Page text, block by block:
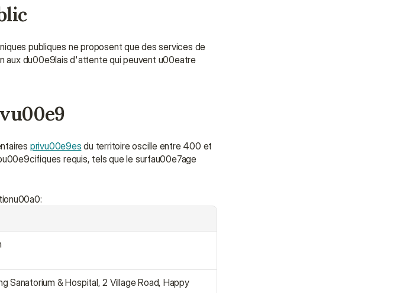
publiques ne proposent que des services de
aux du00e9lais d'attente qui peuvent u00eatre
privu00e9es du territoire oscille entre 400 et
requis, tels que le surfau00e7age
Sanatorium & Hospital, 2 Village Road, Happy